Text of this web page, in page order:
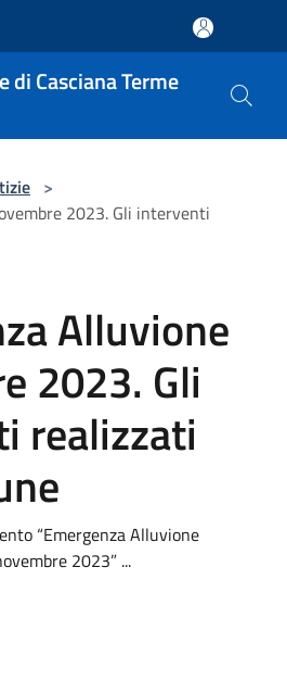
di Casciana Terme
>
2023. Gli interventi
Alluvione
2023. Gli
realizzati
“Emergenza Alluvione
2023” ...